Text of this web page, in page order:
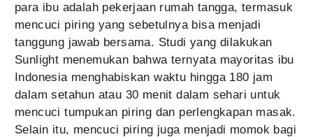
para ibu adalah pekerjaan rumah tangga, termasuk
mencuci piring yang sebetulnya bisa menjadi
tanggung jawab bersama. Studi yang dilakukan
Sunlight menemukan bahwa ternyata mayoritas ibu
Indonesia menghabiskan waktu hingga 180 jam
dalam setahun atau 30 menit dalam sehari untuk
mencuci tumpukan piring dan perlengkapan masak.
Selain itu, mencuci piring juga menjadi momok bagi